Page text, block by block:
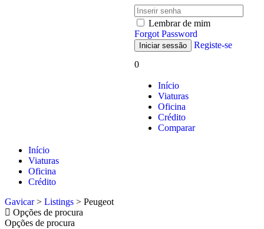
Lembrar de mim
Forgot Password
Registe-se
0
Início
Viaturas
Oficina
Crédito
Comparar
Início
Viaturas
Oficina
Crédito
Gavicar> Listings > Peugeot
Opções de procura
Opções de procura